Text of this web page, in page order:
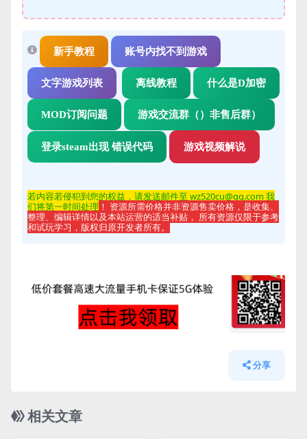
新手教程 账号内找不到游戏
文字游戏列表 离线教程 什么是D加密
MOD订阅问题 游戏交流群（）非售后群）
登录steam出现 错误代码 游戏视频解说
若内容若侵犯到您的权益，请发送邮件至 wz520cu@qq.com 我
们将第一时间处理 ！ 资源所需价格并非资源售卖价格，是收集、
整理、编辑详情以及本站运营的适当补贴， 所有资源仅限于参考
和试玩学习，版权归原开发者所有。
分享
相关文章